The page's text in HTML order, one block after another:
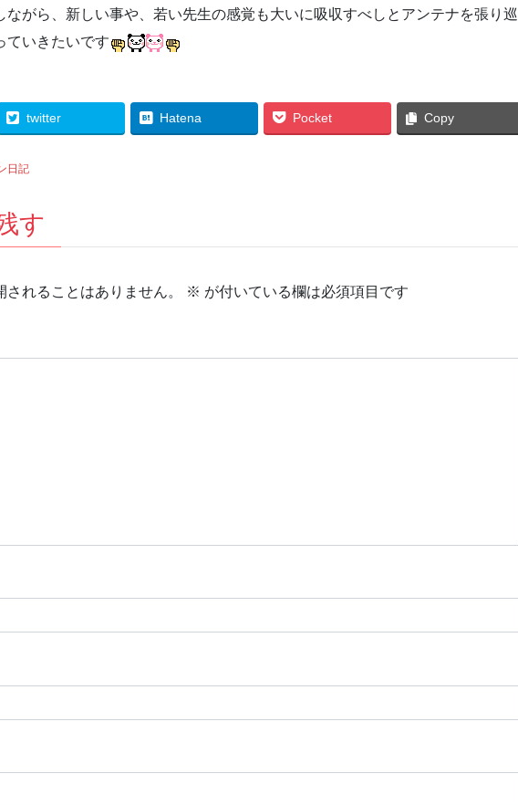
ながら、新しい事や、若い先生の感覚も大いに吸収すべしとアンテナを張り巡
ていきたいです
twitter Hatena Pocket Copy
日記
す
されることはありません。 ※ が付いている欄は必須項目です